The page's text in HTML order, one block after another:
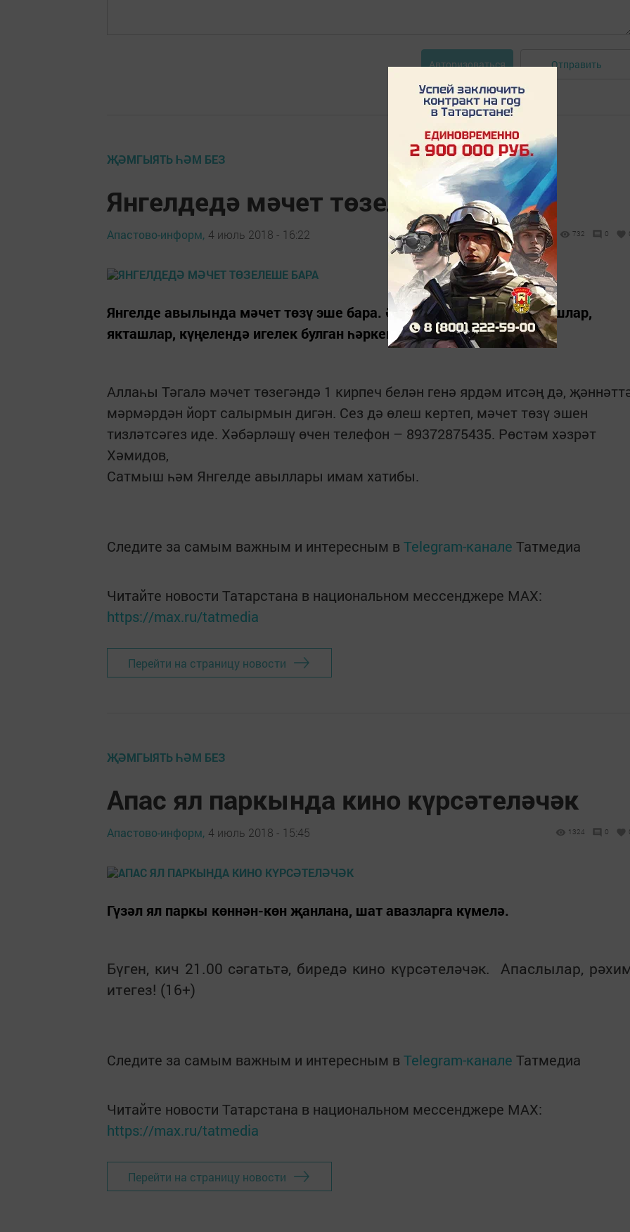
Авторизоваться Отправить
ҖӘМГЫЯТЬ ҺӘМ БЕЗ
Янгелдедә мәчет төзелеше бара
Апастово-информ, 4 июль 2018 - 16:22 732 0
Янгелде авылында мәчет төзү эше бара. Әлеге изге эшкә райондашлар,
якташлар, күңелендә игелек булган һәркем ярдәм итә ала.
Аллаһы Тәгалә мәчет төзегәндә 1 кирпеч белән генә ярдәм итсәң дә,
мәрмәрдән йорт салырмын дигән. Сез дә өлеш кертеп, мәчет төзү эшен
тизләтсәгез иде. Хәбәрләшү өчен телефон – 89372875435. Рөстәм хәзрәт
Хәмидов,
Сатмыш һәм Янгелде авыллары имам хатибы.
Следите за самым важным и интересным в Telegram-канале Татмедиа
Читайте новости Татарстана в национальном мессенджере MАХ:
https://max.ru/tatmedia
Перейти на страницу новости
ҖӘМГЫЯТЬ ҺӘМ БЕЗ
Апас ял паркында кино күрсәтеләчәк
Апастово-информ, 4 июль 2018 - 15:45 1324 0
Гүзәл ял паркы көннән-көн җанлана, шат авазларга күмелә.
Бүген, кич 21.00 сәгатьтә, биредә кино күрсәтеләчәк. Апаслылар,
итегез! (16+)
Следите за самым важным и интересным в Telegram-канале Татмедиа
Читайте новости Татарстана в национальном мессенджере MАХ:
https://max.ru/tatmedia
Перейти на страницу новости